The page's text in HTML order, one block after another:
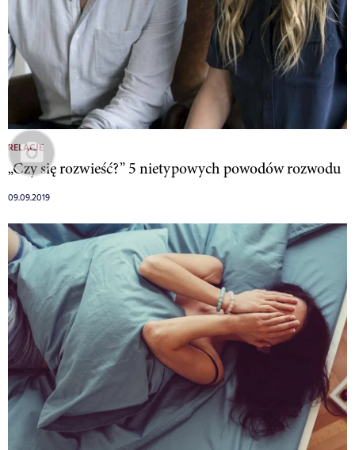
RELACJE
„Czy się rozwieść?” 5 nietypowych powodów rozwodu
09.09.2019